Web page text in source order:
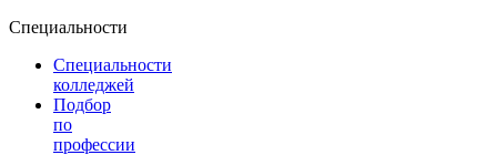
Специальности
Специальности
колледжей
Подбор
по
профессии